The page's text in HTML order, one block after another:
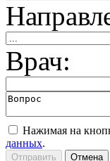
Врач:
Нажимая на
данных.